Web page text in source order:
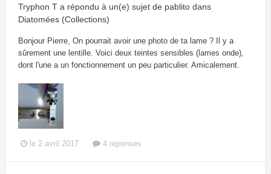
Tryphon T a répondu à un(e) sujet de pablito dans
Diatomées (Collections)
Bonjour Pierre, On pourrait avoir une photo de ta lame ? Il y a
sûrement une lentille. Voici deux teintes sensibles (lames onde),
dont l'une a un fonctionnement un peu particulier. Amicalement.
le 2 avril 2017 4 réponses